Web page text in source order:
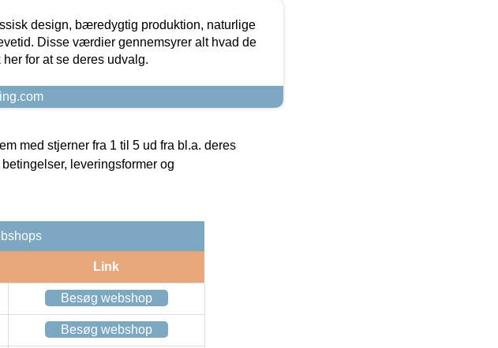
design, bæredygtig produktion, naturlige
Disse værdier gennemsyrer alt hvad de
for at se deres udvalg.
med stjerner fra 1 til 5 ud fra bl.a. deres
leveringsformer og
Link
Besøg webshop
Besøg webshop